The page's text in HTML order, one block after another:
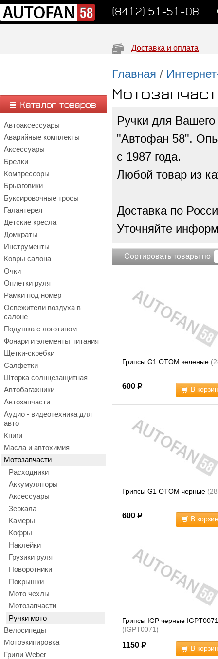
(8412) 51-51-08
Доставка и оплата
Автоаксессуары
Аварийные комплекты
Аксессуары
Брелки
Компрессоры
Брызговики
Буксировочные тросы
Галантерея
Детские кресла
Домкраты
Инструменты
Ковры салона
Очки
Оплетки руля
Рамки под номер
Освежители воздуха в
салоне
Подушка с логотипом
Фонари и элементы питания
Щетки-скребки
Салфетки
Шторка солнцезащитная
Автобагажники
Автозапчасти
Аудио - видеотехника для
авто
Книги
Масла и автохимия
Мотозапчасти
Расходники
Аккумуляторы
Аксессуары
Зеркала
Камеры
Кофры
Наклейки
Грузики руля
Поворотники
Покрышки
Мото чехлы
Мотозапчасти
Ручки мото
Велосипеды
Мотоэкипировка
Грили Weber
Главная /
Ручки для
"Автофан 58".
с 1987 года.
Любой товар из
Доставка по
Уточняйте
Сортировать товары по
Грипсы G1 OTOM зеленые
600 Р В
Грипсы G1 OTOM черные
600 Р В
Грипсы IGP черные IGPT0071
(IGPT0071)
1150 Р В